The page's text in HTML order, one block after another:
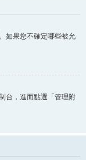
如果您不確定哪些被允
台，進而點選「管理附